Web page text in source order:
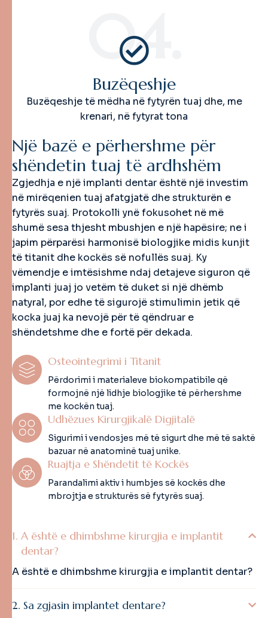
04.
Buzëqeshje
Buzëqeshje të mëdha në fytyrën tuaj dhe, me
krenari, në fytyrat tona
Një bazë e përhershme për
shëndetin tuaj të ardhshëm
Zgjedhja e një implanti dentar është një investim
në mirëqenien tuaj afatgjatë dhe strukturën e
fytyrës suaj. Protokolli ynë fokusohet në më
shumë sesa thjesht mbushjen e një hapësire; ne i
japim përparësi harmonisë biologjike midis kunjit
të titanit dhe kockës së nofullës suaj. Ky
vëmendje e imtësishme ndaj detajeve siguron që
implanti juaj jo vetëm të duket si një dhëmb
natyral, por edhe të sigurojë stimulimin jetik që
kocka juaj ka nevojë për të qëndruar e
shëndetshme dhe e fortë për dekada.
Osteointegrimi i Titanit
Përdorimi i materialeve biokompatibile që
formojnë një lidhje biologjike të përhershme
me kockën tuaj.
Udhëzues Kirurgjikalë Digjitalë
Sigurimi i vendosjes më të sigurt dhe më të saktë
bazuar në anatominë tuaj unike.
Ruajtja e Shëndetit të Kockës
Parandalimi aktiv i humbjes së kockës dhe
mbrojtja e strukturës së fytyrës suaj.
A është e dhimbshme kirurgjia e implantit
dentar?
A është e dhimbshme kirurgjia e implantit dentar?
Sa zgjasin implantet dentare?